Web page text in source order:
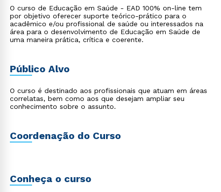
O curso de Educação em Saúde - EAD 100% on-line tem
por objetivo oferecer suporte teórico-prático para o
acadêmico e/ou profissional de saúde ou interessados na
área para o desenvolvimento de Educação em Saúde de
uma maneira prática, crítica e coerente.
Público Alvo
O curso é destinado aos profissionais que atuam em áreas
correlatas, bem como aos que desejam ampliar seu
conhecimento sobre o assunto.
Coordenação do Curso
Conheça o curso